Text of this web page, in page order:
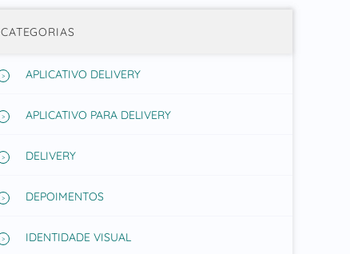
CATEGORIAS
APLICATIVO DELIVERY
APLICATIVO PARA DELIVERY
DELIVERY
DEPOIMENTOS
IDENTIDADE VISUAL